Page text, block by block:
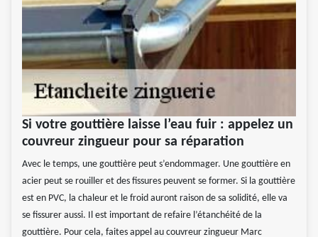
Si votre gouttière laisse l’eau fuir : appelez un
couvreur zingueur pour sa réparation
Avec le temps, une gouttière peut s’endommager. Une gouttière en
acier peut se rouiller et des fissures peuvent se former. Si la gouttière
est en PVC, la chaleur et le froid auront raison de sa solidité, elle va
se fissurer aussi. Il est important de refaire l’étanchéité de la
gouttière. Pour cela, faites appel au couvreur zingueur Marc